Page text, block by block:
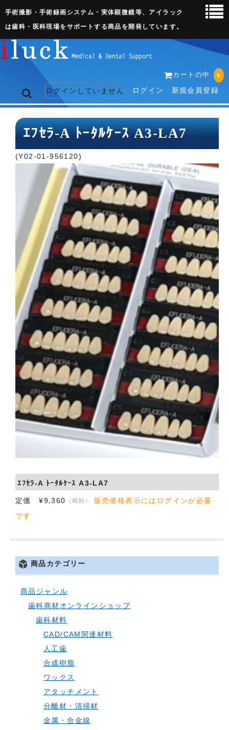
手術撮影・手術録画システム・実体顕微鏡等、アイラック
は歯科・医科現場をサポートする商品を開発しています。
カートの中 0
ログインしていません ログイン 新規会員登録
トップページ
歯科関連機器
術野撮影キット
3D実体顕微鏡
会社概要
お問い合わせ
ｴﾌｾﾗ-A ﾄｰﾀﾙｹｰｽ A3-LA7
(Y02-01-956120)
ｴﾌｾﾗ-A ﾄｰﾀﾙｹｰｽ A3-LA7
定価 ¥9,360 （税別）
販売価格表示にはログインが必要
です
商品カテゴリー
商品ジャンル
歯科商材オンラインショップ
歯科材料
CAD/CAM関連材料
人工歯
合成樹脂
ワックス
アタッチメント
分離材・清掃材
金属・合金線